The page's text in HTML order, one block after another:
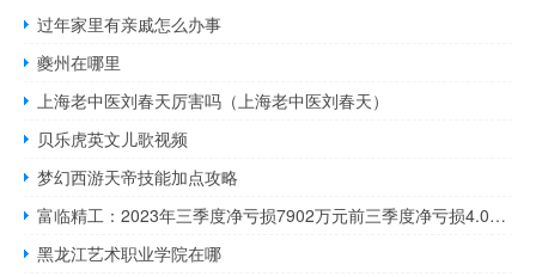
过年家里有亲戚怎么办事
夔州在哪里
上海老中医刘春天厉害吗（上海老中医刘春天）
贝乐虎英文儿歌视频
梦幻西游天帝技能加点攻略
富临精工：2023年三季度净亏损7902万元前三季度净亏损4.02亿元
黑龙江艺术职业学院在哪